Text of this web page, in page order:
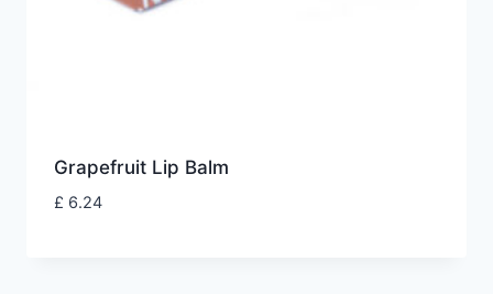
Grapefruit Lip Balm
£ 6.24